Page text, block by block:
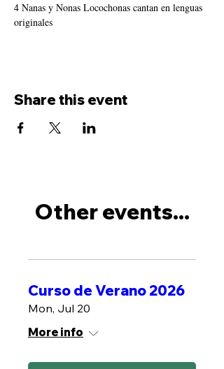
4 Nanas y Nonas Locochonas cantan en lenguas
originales
Share this event
Other events...
Curso de Verano 2026
Mon, Jul 20
More info